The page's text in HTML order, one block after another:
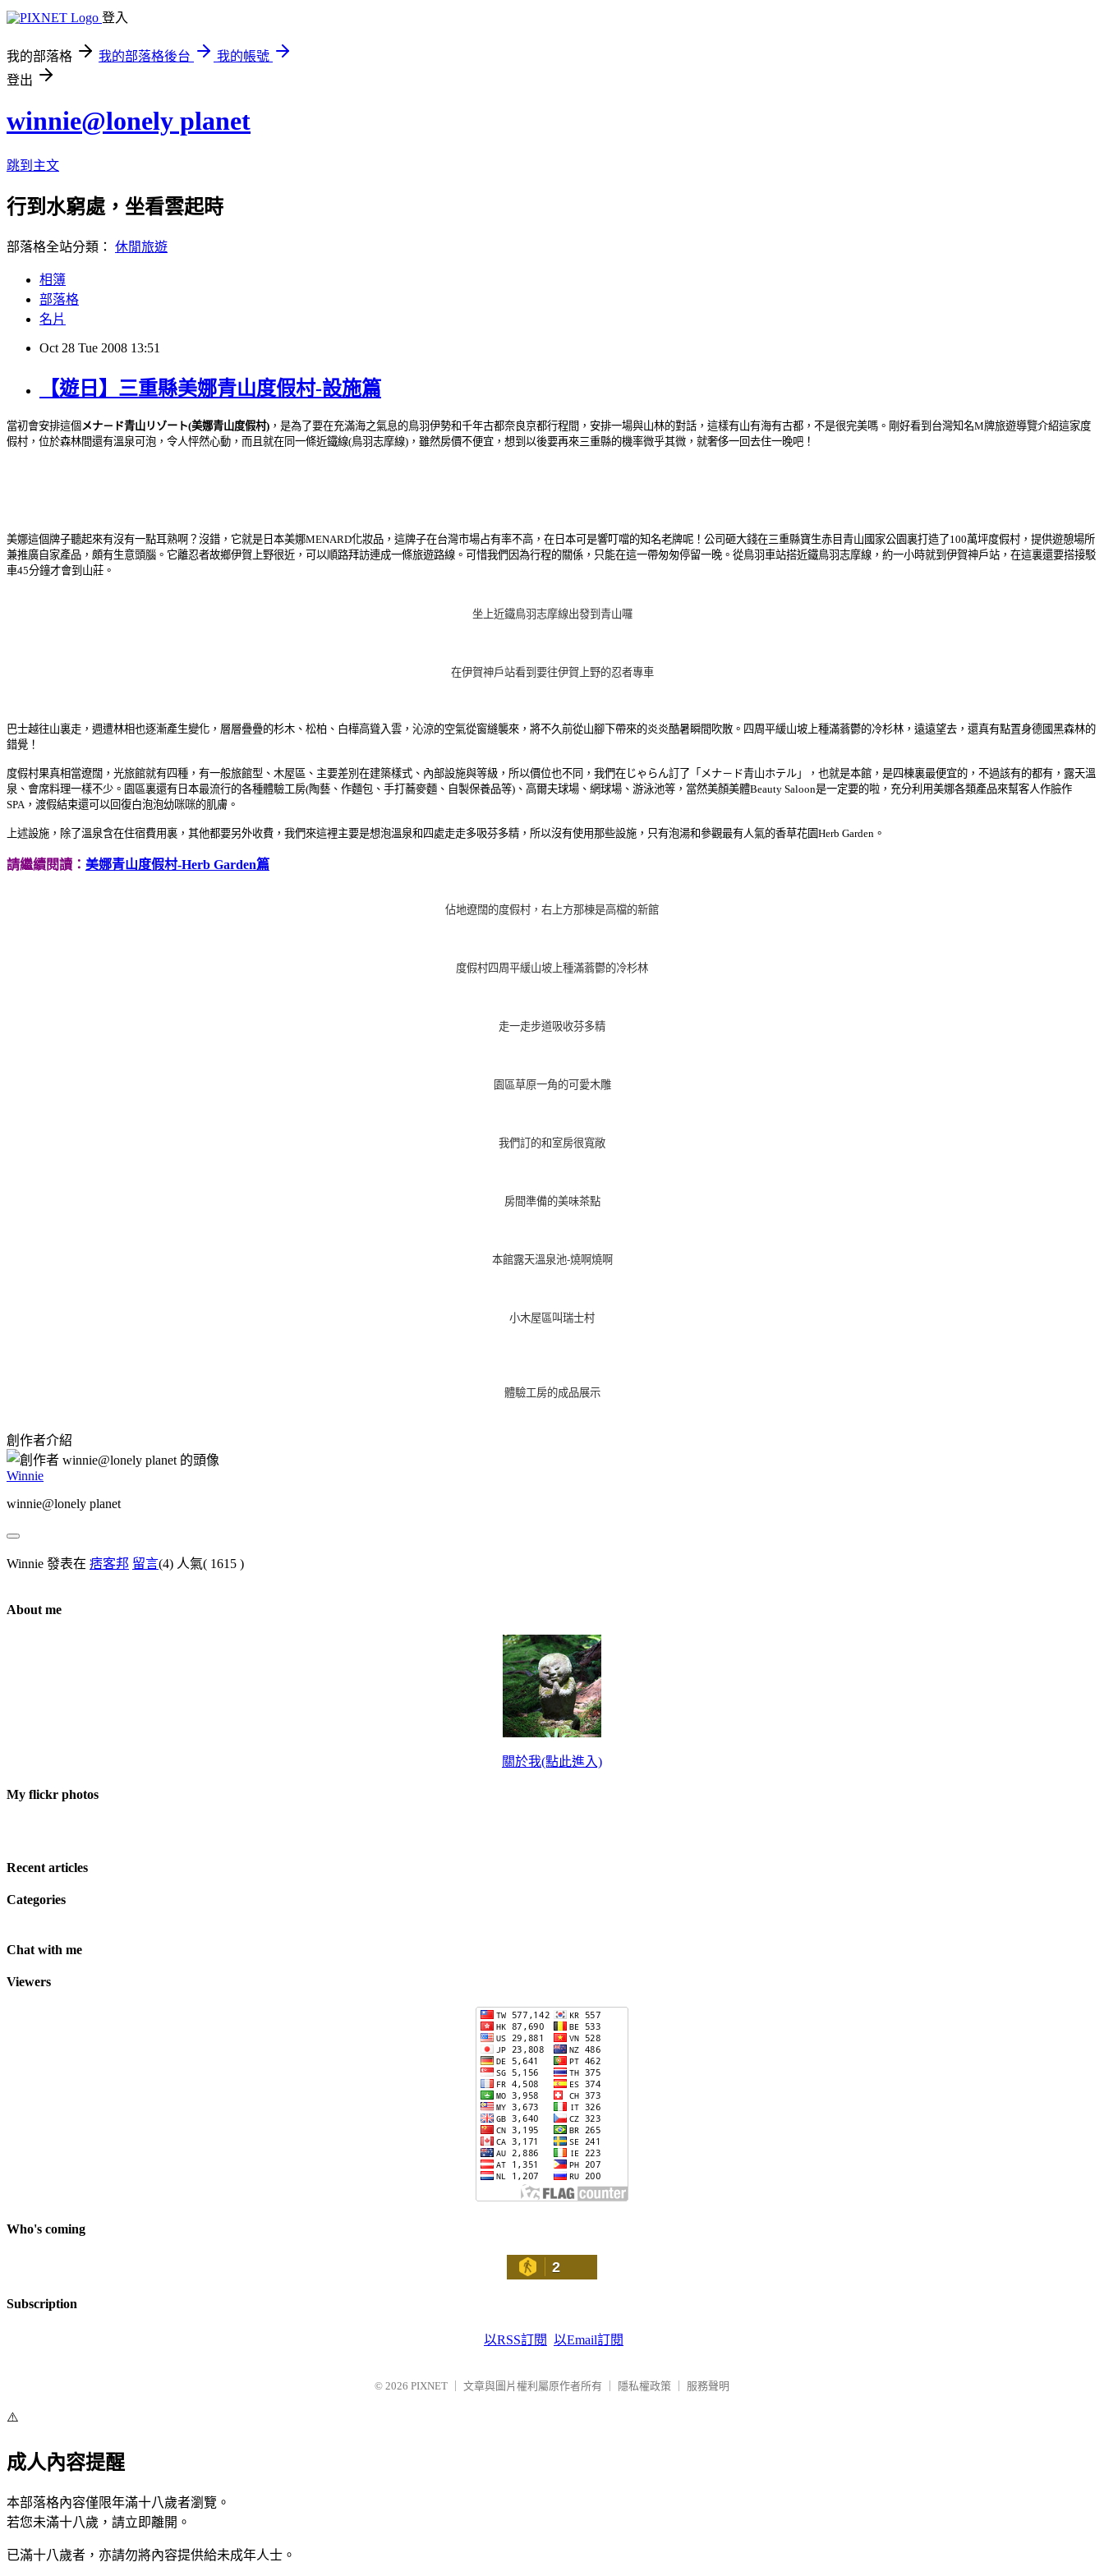
登入
我的部落格 我的部落格後台
我的帳號
登出
winnie@lonely planet
跳到主文
行到水窮處，坐看雲起時
部落格全站分類： 休閒旅遊
相簿
部落格
名片
Oct 28 Tue 2008 13:51
【遊日】三重縣美娜青山度假村-設施篇
當初會安排這個 メナ－ド青山リゾート(美娜青山度假村) ，是為了要在充滿海之氣息的鳥羽伊勢和千年古都奈良京都行程間，安排一場與山林的對話，這樣有山有海有古都，不是很完美嗎。剛好看到台灣知名M牌旅遊導覽介紹這家度
假村，位於森林間還有溫泉可泡，令人怦然心動，而且就在同一條近鐵線(鳥羽志摩線)，雖然房價不便宜，想到以後要再來三重縣的機率微乎其微，就奢侈一回去住一晚吧！
美娜這個牌子聽起來有沒有一點耳熟啊？沒錯，它就是日本美娜MENARD化妝品，這牌子在台灣市場占有率不高，在日本可是響叮噹的知名老牌呢！公司砸大錢在三重縣寶生赤目青山國家公園裏打造了100萬坪度假村，提供遊憩場所
兼推廣自家產品，頗有生意頭腦。它離忍者故鄉伊賀上野很近，可以順路拜訪連成一條旅遊路線。可惜我們因為行程的關係，只能在這一帶匆匆停留一晚。從鳥羽車站搭近鐵鳥羽志摩線，約一小時就到伊賀神戶站，在這裏還要搭接駁
車45分鐘才會到山莊。
坐上近鐵鳥羽志摩線出發到青山囉
在伊賀神戶站看到要往伊賀上野的忍者專車
巴士越往山裏走，週遭林相也逐漸產生變化，層層疊疊的杉木、松柏、白樺高聳入雲，沁涼的空氣從窗縫襲來，將不久前從山腳下帶來的炎炎酷暑瞬間吹散。四周平緩山坡上種滿蓊鬱的冷杉林，遠遠望去，還真有點置身德國黑森林的
錯覺！
度假村果真相當遼闊，光旅館就有四種，有一般旅館型、木屋區 、 主要差別在建築樣式、內部設施與等級，所以價位也不同，我們在じゃらん訂了「メナ－ド青山ホテル」，也就是本館，是四棟裏最便宜的，不過該有的都有，露天溫
泉、會席料理一樣不少。園區裏還有日本最流行的各種體驗工房(陶藝、作麵包、手打蕎麥麵、自製保養品等)、高爾夫球場、網球場、游泳池等，當然美顏美體Beauty Saloon是一定要的啦，充分利用美娜各類產品來幫客人作臉作
SPA，渡假結束還可以回復白泡泡幼咪咪的肌膚。
上述設施，除了溫泉含在住宿費用裏，其他都要另外收費，我們來這裡主要是想泡溫泉和四處走走多吸芬多精，所以沒有使用那些設施，只有泡湯和參觀最有人氣的香草花園Herb Garden。
請繼續閱讀： 美娜青山度假村-Herb Garden篇
佔地遼闊的度假村，右上方那棟是高檔的新館
度假村四周平緩山坡上種滿蓊鬱的冷杉林
走一走步道吸收芬多精
園區草原一角的可愛木雕
我們訂的和室房很寬敞
房間準備的美味茶點
本館露天溫泉池-燒啊燒啊
小木屋區叫瑞士村
體驗工房的成品展示
創作者介紹
Winnie
winnie@lonely planet
Winnie 發表在 痞客邦 留言(4) 人氣( 1615 )
About me
關於我(點此進入)
My flickr photos
Recent articles
Categories
Chat with me
Viewers
Who's coming
2
Subscription
以RSS訂閱 以Email訂閱
© 2026 PIXNET 文章與圖片權利屬原作者所有 隱私權政策 服務聲明
⚠️
成人內容提醒
本部落格內容僅限年滿十八歲者瀏覽。
若您未滿十八歲，請立即離開。
已滿十八歲者，亦請勿將內容提供給未成年人士。